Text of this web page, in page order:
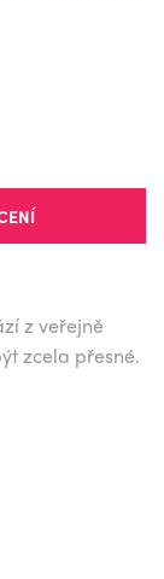
z veřejně
zcela přesné.